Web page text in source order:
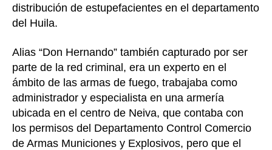
distribución de estupefacientes en el departamento
del Huila.
Alias “Don Hernando” también capturado por ser
parte de la red criminal, era un experto en el
ámbito de las armas de fuego, trabajaba como
administrador y especialista en una armería
ubicada en el centro de Neiva, que contaba con
los permisos del Departamento Control Comercio
de Armas Municiones y Explosivos, pero que el